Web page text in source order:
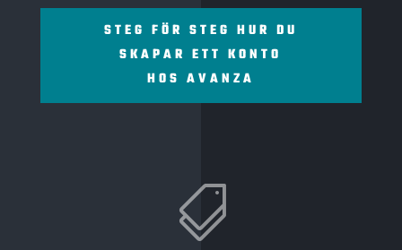
STEG FÖR STEG HUR DU
SKAPAR ETT KONTO
HOS AVANZA
